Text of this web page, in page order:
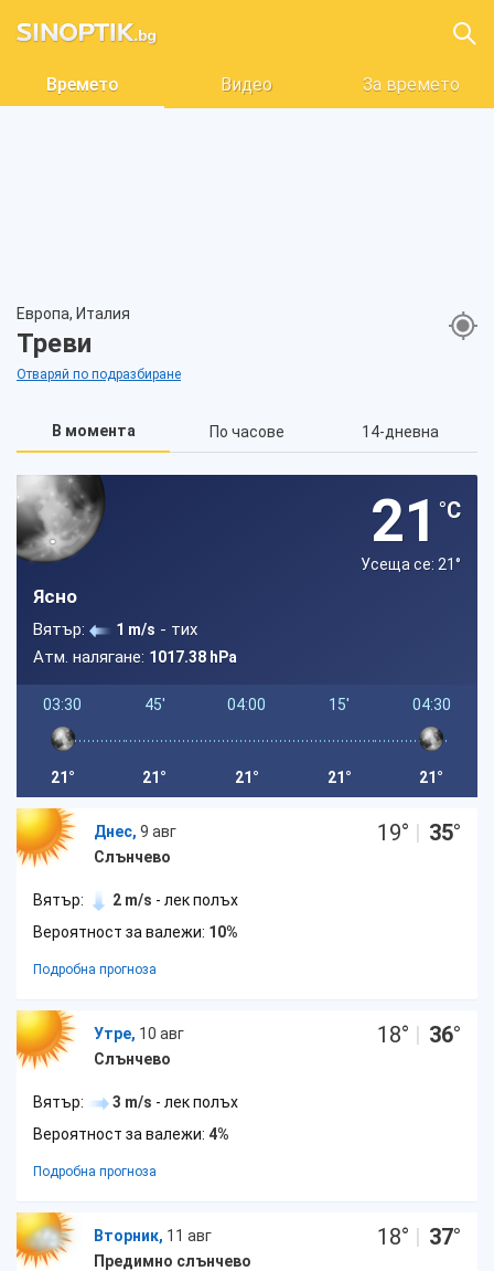
Времето Видео За времето
Европа, Италия
Треви
Отваряй по подразбиране
В момента По часове 14-дневна
21 °C
Усеща се: 21°
Ясно
Вятър: 1 m/s - тих
Атм. налягане: 1017.38 hPa
03:30
21°
45'
21°
04:00
21°
15'
21°
04:30
21°
Днес, 9 авг
Слънчево
19° | 35°
Вятър: 2 m/s - лек полъх
Вероятност за валежи: 10%
Подробна прогноза
Утре, 10 авг
Слънчево
18° | 36°
Вятър: 3 m/s - лек полъх
Вероятност за валежи: 4%
Подробна прогноза
Вторник, 11 авг
Предимно слънчево
18° | 37°